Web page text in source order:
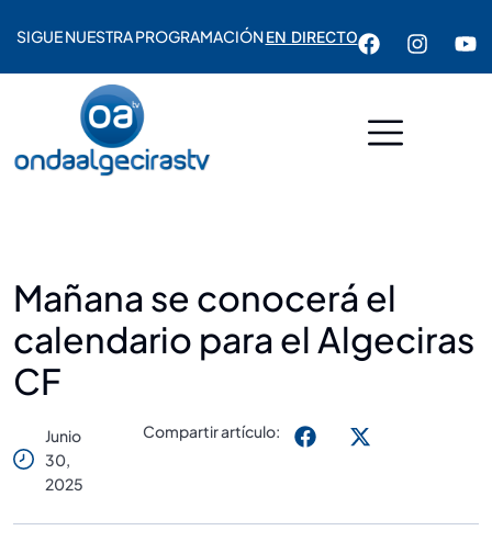
SIGUE NUESTRA PROGRAMACIÓNEN DIRECTO
Mañana se conocerá el
calendario para el Algeciras
CF
Junio
30,
2025
Compartir artículo: